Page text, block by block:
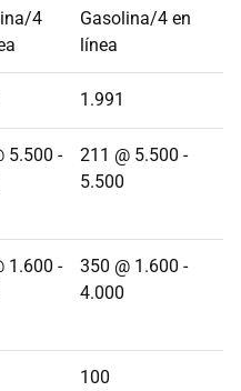
4
Gasolina/4 en
línea
1.991
5.500 -
211 @ 5.500 -
5.500
1.600 -
350 @ 1.600 -
4.000
100